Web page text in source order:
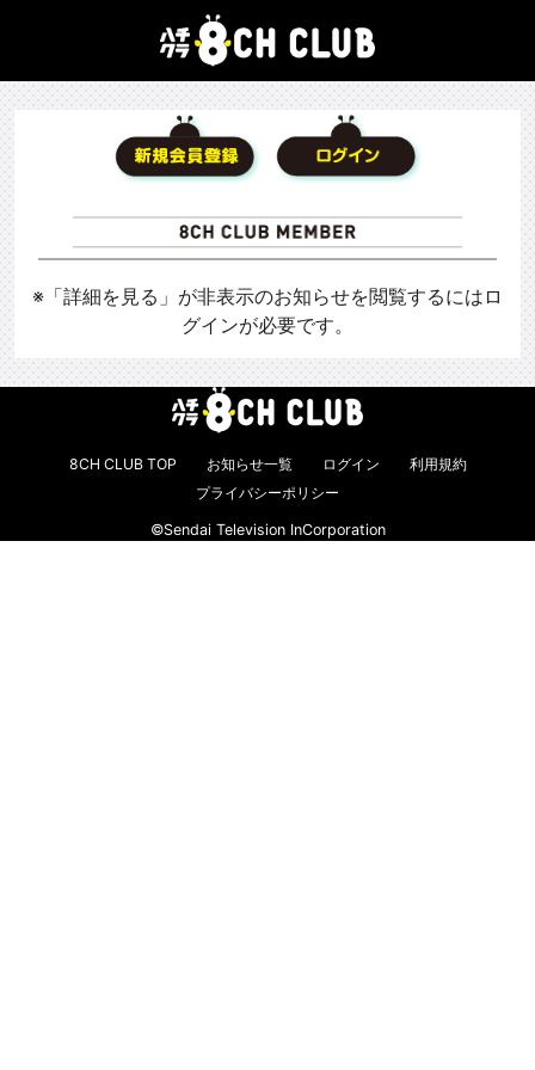
※「詳細を見る」が非表示のお知らせを閲覧するにはロ
グインが必要です。
8CH CLUB TOP お知らせ一覧 ログイン
利用規約
プライバシーポリシー
©Sendai Television InCorporation